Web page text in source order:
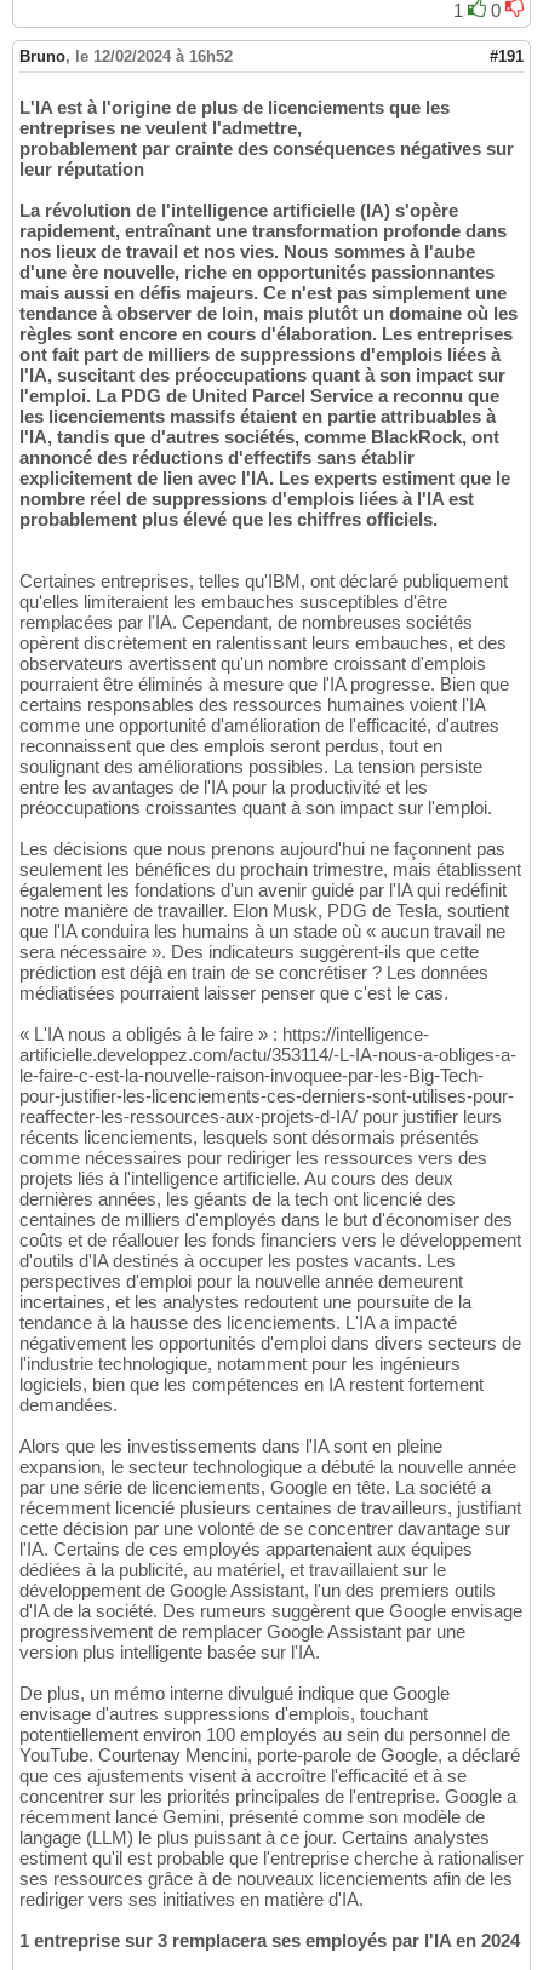
1 0
Bruno, le 12/02/2024 à 16h52 #191
L'IA est à l'origine de plus de licenciements que les
entreprises ne veulent l'admettre,
probablement par crainte des conséquences négatives sur
leur réputation
La révolution de l'intelligence artificielle (IA) s'opère
rapidement, entraînant une transformation profonde dans
nos lieux de travail et nos vies. Nous sommes à l'aube
d'une ère nouvelle, riche en opportunités passionnantes
mais aussi en défis majeurs. Ce n'est pas simplement une
tendance à observer de loin, mais plutôt un domaine où les
règles sont encore en cours d'élaboration. Les entreprises
ont fait part de milliers de suppressions d'emplois liées à
l'IA, suscitant des préoccupations quant à son impact sur
l'emploi. La PDG de United Parcel Service a reconnu que
les licenciements massifs étaient en partie attribuables à
l'IA, tandis que d'autres sociétés, comme BlackRock, ont
annoncé des réductions d'effectifs sans établir
explicitement de lien avec l'IA. Les experts estiment que le
nombre réel de suppressions d'emplois liées à l'IA est
probablement plus élevé que les chiffres officiels.
Certaines entreprises, telles qu'IBM, ont déclaré publiquement
qu'elles limiteraient les embauches susceptibles d'être
remplacées par l'IA. Cependant, de nombreuses sociétés
opèrent discrètement en ralentissant leurs embauches, et des
observateurs avertissent qu'un nombre croissant d'emplois
pourraient être éliminés à mesure que l'IA progresse. Bien que
certains responsables des ressources humaines voient l'IA
comme une opportunité d'amélioration de l'efficacité, d'autres
reconnaissent que des emplois seront perdus, tout en
soulignant des améliorations possibles. La tension persiste
entre les avantages de l'IA pour la productivité et les
préoccupations croissantes quant à son impact sur l'emploi.
Les décisions que nous prenons aujourd'hui ne façonnent pas
seulement les bénéfices du prochain trimestre, mais établissent
également les fondations d'un avenir guidé par l'IA qui redéfinit
notre manière de travailler. Elon Musk, PDG de Tesla, soutient
que l'IA conduira les humains à un stade où « aucun travail ne
sera nécessaire ». Des indicateurs suggèrent-ils que cette
prédiction est déjà en train de se concrétiser ? Les données
médiatisées pourraient laisser penser que c'est le cas.
« L'IA nous a obligés à le faire » : https://intelligence-
artificielle.developpez.com/actu/353114/-L-IA-nous-a-obliges-a-
le-faire-c-est-la-nouvelle-raison-invoquee-par-les-Big-Tech-
pour-justifier-les-licenciements-ces-derniers-sont-utilises-pour-
reaffecter-les-ressources-aux-projets-d-IA/ pour justifier leurs
récents licenciements, lesquels sont désormais présentés
comme nécessaires pour rediriger les ressources vers des
projets liés à l'intelligence artificielle. Au cours des deux
dernières années, les géants de la tech ont licencié des
centaines de milliers d'employés dans le but d'économiser des
coûts et de réallouer les fonds financiers vers le développement
d'outils d'IA destinés à occuper les postes vacants. Les
perspectives d'emploi pour la nouvelle année demeurent
incertaines, et les analystes redoutent une poursuite de la
tendance à la hausse des licenciements. L'IA a impacté
négativement les opportunités d'emploi dans divers secteurs de
l'industrie technologique, notamment pour les ingénieurs
logiciels, bien que les compétences en IA restent fortement
demandées.
Alors que les investissements dans l'IA sont en pleine
expansion, le secteur technologique a débuté la nouvelle année
par une série de licenciements, Google en tête. La société a
récemment licencié plusieurs centaines de travailleurs, justifiant
cette décision par une volonté de se concentrer davantage sur
l'IA. Certains de ces employés appartenaient aux équipes
dédiées à la publicité, au matériel, et travaillaient sur le
développement de Google Assistant, l'un des premiers outils
d'IA de la société. Des rumeurs suggèrent que Google envisage
progressivement de remplacer Google Assistant par une
version plus intelligente basée sur l'IA.
De plus, un mémo interne divulgué indique que Google
envisage d'autres suppressions d'emplois, touchant
potentiellement environ 100 employés au sein du personnel de
YouTube. Courtenay Mencini, porte-parole de Google, a déclaré
que ces ajustements visent à accroître l'efficacité et à se
concentrer sur les priorités principales de l'entreprise. Google a
récemment lancé Gemini, présenté comme son modèle de
langage (LLM) le plus puissant à ce jour. Certains analystes
estiment qu'il est probable que l'entreprise cherche à rationaliser
ses ressources grâce à de nouveaux licenciements afin de les
rediriger vers ses initiatives en matière d'IA.
1 entreprise sur 3 remplacera ses employés par l'IA en 2024